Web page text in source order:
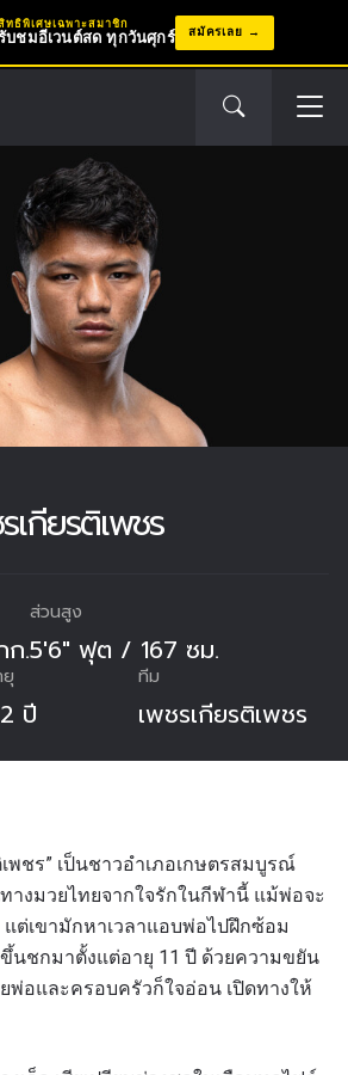
ทธิพิเศษเฉพาะสมาชิก
บชมอีเวนต์สด ทุกวันศุกร์ สมัครเลย
กียรติเพชร
ก.
ส่วนสูง
5'6" ฟุต / 167 ซม.
ปี
ทีม
เพชรเกียรติเพชร
พชร” เป็นชาวอำเภอเกษตรสมบูรณ์
างมวยไทยจากใจรักในกีฬานี้ แม้พ่อจะ
ต่เขามักหาเวลาแอบพ่อไปฝึกซ้อม
นชกมาตั้งแต่อายุ 11 ปี ด้วยความขยัน
พ่อและครอบครัวก็ใจอ่อน เปิดทางให้